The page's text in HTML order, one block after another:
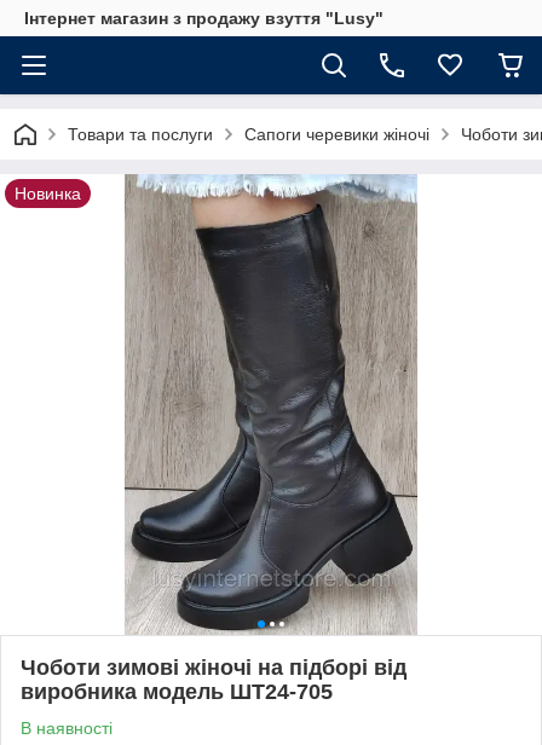
Інтернет магазин з продажу взуття "Lusy"
Товари та послуги Сапоги черевики жіночі Чоботи
Новинка
Чоботи зимові жіночі на підборі від
виробника модель ШТ24-705
В наявності